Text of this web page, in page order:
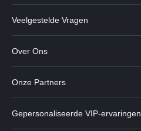
Veelgestelde Vragen
Over Ons
Onze Partners
Gepersonaliseerde VIP-ervaringen